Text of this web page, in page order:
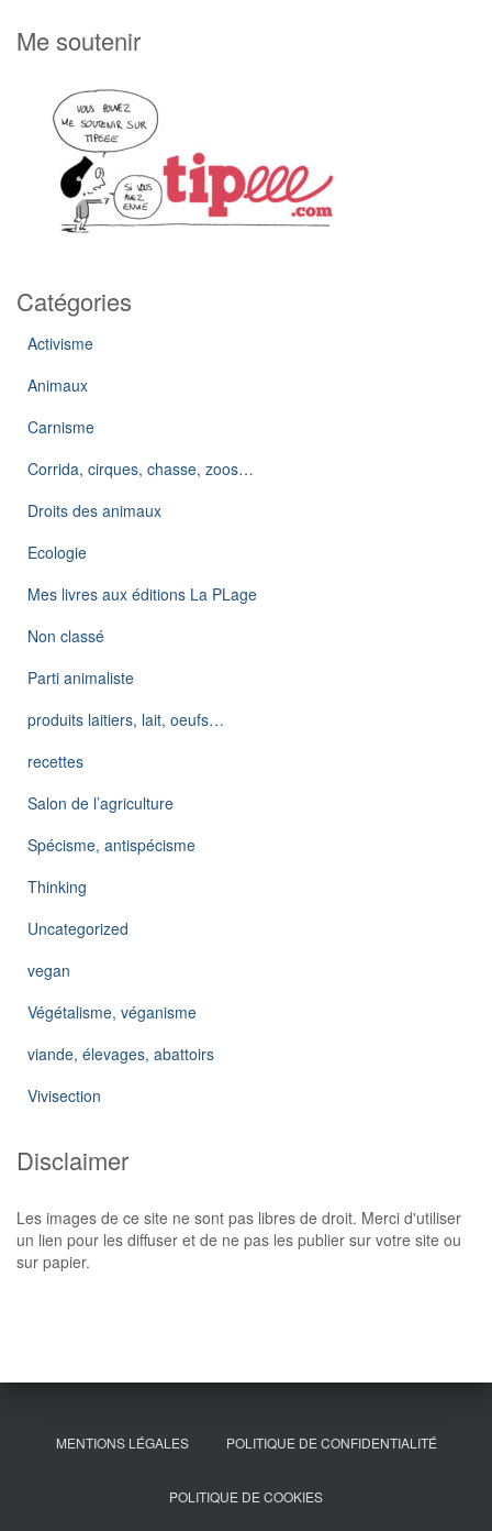
Me soutenir
Catégories
Activisme
Animaux
Carnisme
Corrida, cirques, chasse, zoos…
Droits des animaux
Ecologie
Mes livres aux éditions La PLage
Non classé
Parti animaliste
produits laitiers, lait, oeufs…
recettes
Salon de l’agriculture
Spécisme, antispécisme
Thinking
Uncategorized
vegan
Végétalisme, véganisme
viande, élevages, abattoirs
Vivisection
Disclaimer
Les images de ce site ne sont pas libres de droit. Merci d'utiliser
un lien pour les diffuser et de ne pas les publier sur votre site ou
sur papier.
MENTIONS LÉGALES POLITIQUE DE CONFIDENTIALITÉ
POLITIQUE DE COOKIES